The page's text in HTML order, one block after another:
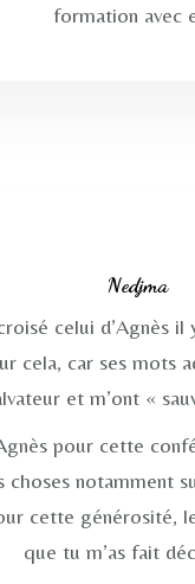
formation avec
Nedjma
celui d’Agnès il
cela, car ses mots
et m’ont «
pour cette
choses notamment
cette générosité,
que tu m’as fait